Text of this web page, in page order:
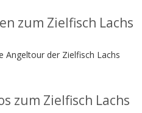
zum Zielfisch Lachs
Angeltour der Zielfisch Lachs
zum Zielfisch Lachs